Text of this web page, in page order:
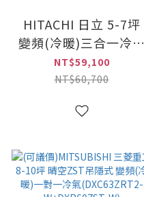
HITACHI 日立 5-7坪
變頻(冷暖)三合一冷氣
(CRS-40KWE+CRC-
40KWE)
NT$59,100
NT$60,700